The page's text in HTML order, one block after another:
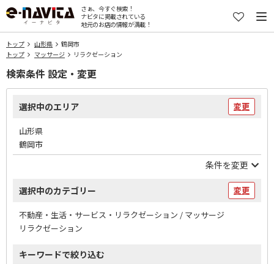
さぁ、今すぐ検索！
ナビタに掲載されている
地元のお店の情報が満載！
トップ 山形県
鶴岡市
トップ
マッサージ リラクゼーション
検索条件 設定・変更
選択中のエリア 変更
山形県
鶴岡市
条件を変更
選択中のカテゴリー 変更
不動産・生活・サービス・リラクゼーション / マッサージ
リラクゼーション
キーワードで絞り込む